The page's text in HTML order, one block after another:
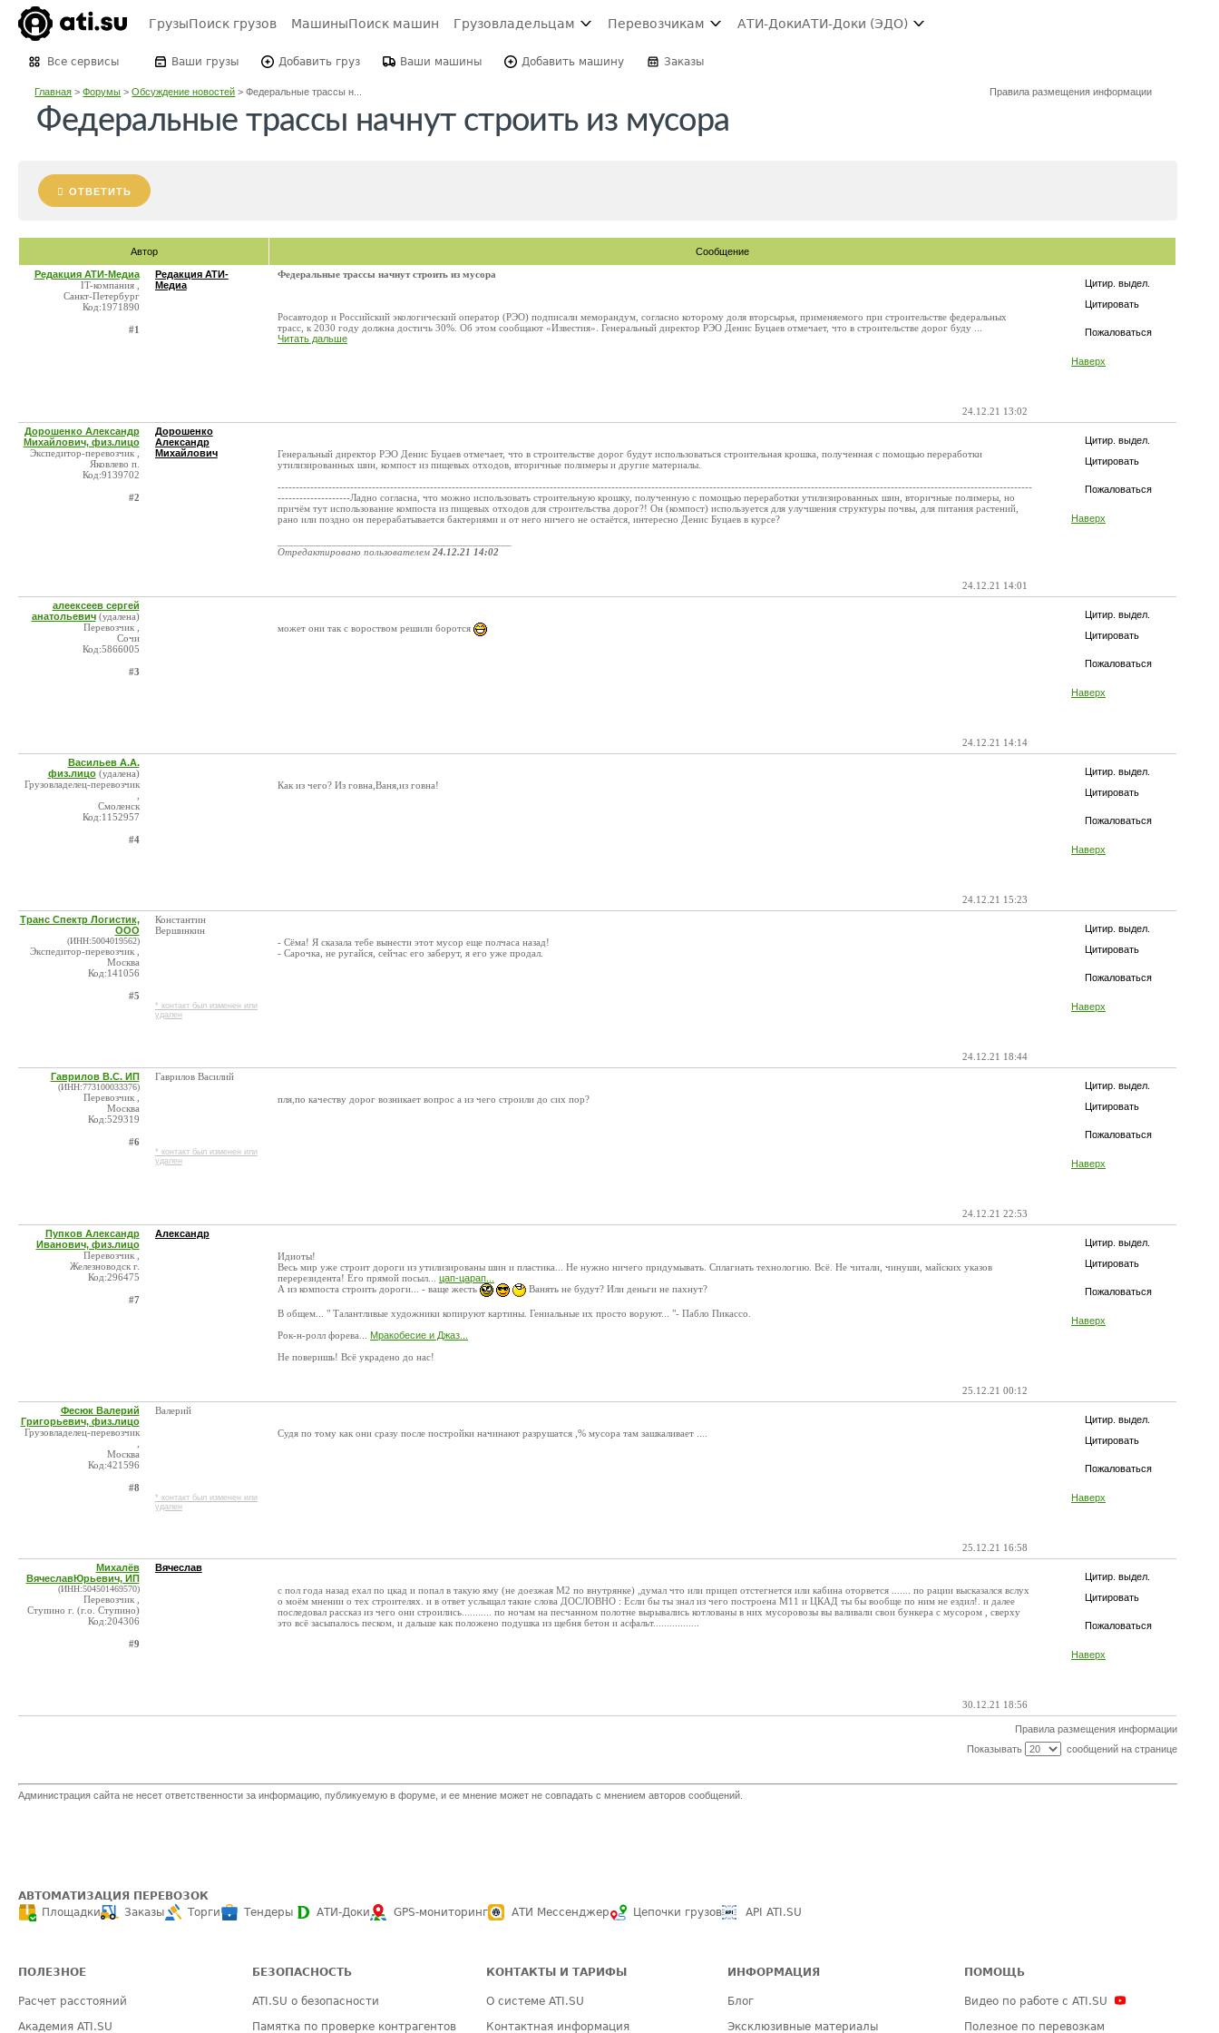
ГрузыПоиск грузов МашиныПоиск машин Грузовладельцам Перевозчикам АТИ-ДокиАТИ-Доки (ЭДО)
Все сервисы Ваши грузы Добавить груз Ваши машины Добавить машину Заказы
Главная >Форумы >Обсуждение новостей >Федеральные трассы н... Правила размещения информации
Федеральные трассы начнут строить из мусора
ОТВЕТИТЬ
Автор Сообщение
Цитир. выдел.
Цитировать
Пожаловаться
Наверх
Редакция АТИ-Медиа
IT-компания ,
Санкт-Петербург
Код:1971890
#1
Редакция АТИ-
Медиа
Федеральные трассы начнут строить из мусора
Росавтодор и Российский экологический оператор (РЭО) подписали меморандум, согласно которому доля вторсырья, применяемого при строительстве федеральных
трасс, к 2030 году должна достичь 30%. Об этом сообщают «Известия». Генеральный директор РЭО Денис Буцаев отмечает, что в строительстве дорог буду ...
Читать дальше
24.12.21 13:02
Цитир. выдел.
Цитировать
Пожаловаться
Наверх
Дорошенко Александр
Михайлович, физ.лицо
Экспедитор-перевозчик ,
Яковлево п.
Код:9139702
#2
Дорошенко
Александр
Михайлович
Генеральный директор РЭО Денис Буцаев отмечает, что в строительстве дорог будут использоваться строительная крошка, полученная с помощью переработки
утилизированных шин, компост из пищевых отходов, вторичные полимеры и другие материалы.
----------------------------------------------------------------------------------------------------------------------------------------------------------------------------------------------------------------
--------------------Ладно согласна, что можно использовать строительную крошку, полученную с помощью переработки утилизированных шин, вторичные полимеры, но
причём тут использование компоста из пищевых отходов для строительства дорог?! Он (компост) используется для улучшения структуры почвы, для питания растений,
рано или поздно он перерабатывается бактериями и от него ничего не остаётся, интересно Денис Буцаев в курсе?
Отредактировано пользователем 24.12.21 14:02
24.12.21 14:01
Цитир. выдел.
Цитировать
Пожаловаться
Наверх
алеексеев сергей
анатольевич (удалена)
Перевозчик ,
Сочи
Код:5866005
#3
может они так с вороством решили боротся
24.12.21 14:14
Цитир. выдел.
Цитировать
Пожаловаться
Наверх
Васильев А.А.
физ.лицо (удалена)
Грузовладелец-перевозчик
Смоленск
Код:1152957
#4
Как из чего? Из говна,Ваня,из говна!
24.12.21 15:23
Цитир. выдел.
Цитировать
Пожаловаться
Наверх
Транс Спектр Логистик,
ООО
(ИНН:5004019562)
Экспедитор-перевозчик ,
Москва
Код:141056
#5
Константин
Вершинкин
* контакт был изменен или
удален
- Сёма! Я сказала тебе вынести этот мусор еще полчаса назад!
- Сарочка, не ругайся, сейчас его заберут, я его уже продал.
24.12.21 18:44
Цитир. выдел.
Цитировать
Пожаловаться
Наверх
Гаврилов В.С. ИП
(ИНН:773100033376)
Перевозчик ,
Москва
Код:529319
#6
Гаврилов Василий
* контакт был изменен или
удален
пля,по качеству дорог возникает вопрос а из чего строили до сих пор?
24.12.21 22:53
Цитир. выдел.
Цитировать
Пожаловаться
Наверх
Пупков Александр
Иванович, физ.лицо
Перевозчик ,
Железноводск г.
Код:296475
#7
Александр
Идиоты!
Весь мир уже строит дороги из утилизированы шин и пластика... Не нужно ничего придумывать. Сплагиать технологию. Всё. Не читали, чинуши, майских указов
перерезидента! Его прямой посыл... цап-царап...
А из компоста строить дороги... - ваще жесть
Ванять не будут? Или деньги не пахнут?
В общем... " Талантливые художники копируют картины. Гениальные их просто воруют... "- Пабло Пикассо.
Рок-н-ролл форева... Мракобесие и Джаз...
Не поверишь! Всё украдено до нас!
25.12.21 00:12
Цитир. выдел.
Цитировать
Пожаловаться
Наверх
Фесюк Валерий
Григорьевич, физ.лицо
Грузовладелец-перевозчик
Москва
Код:421596
#8
Валерий
* контакт был изменен или
удален
Судя по тому как они сразу после постройки начинают разрушатся ,% мусора там зашкаливает ....
25.12.21 16:58
Цитир. выдел.
Цитировать
Пожаловаться
Наверх
Михалёв
ВячеславЮрьевич, ИП
(ИНН:504501469570)
Перевозчик ,
Ступино г. (г.о. Ступино)
Код:204306
#9
Вячеслав
с пол года назад ехал по цкад и попал в такую яму (не доезжая М2 по внутрянке) ,думал что или прицеп отстегнется или кабина оторвется ....... по рации высказался вслух
о моём мнении о тех строителях. и в ответ услыщал такие слова ДОСЛОВНО : Если бы ты знал из чего построена М11 и ЦКАД ты бы вообще по ним не ездил!. и далее
последовал рассказ из чего они строились........... по ночам на песчанном полотне вырывались котлованы в них мусоровозы вы валивали свои бункера с мусором , сверху
это всё засыпалось песком, и дальше как положено подушка из щебня бетон и асфальт.................
30.12.21 18:56
Правила размещения информации
Показывать
сообщений на странице
Администрация сайта не несет ответственности за информацию, публикуемую в форуме, и ее мнение может не совпадать с мнением авторов сообщений.
АВТОМАТИЗАЦИЯ ПЕРЕВОЗОК
Площадки
Заказы Торги Тендеры АТИ-Доки GPS-мониторинг АТИ Мессенджер Цепочки грузов API ATI.SU
ПОЛЕЗНОЕ
Расчет расстояний
Академия ATI.SU
БЕЗОПАСНОСТЬ
ATI.SU о безопасности
Памятка по проверке контрагентов
КОНТАКТЫ И ТАРИФЫ
О системе ATI.SU
Контактная информация
ИНФОРМАЦИЯ
Блог
Эксклюзивные материалы
ПОМОЩЬ
Видео по работе с ATI.SU
Полезное по перевозкам